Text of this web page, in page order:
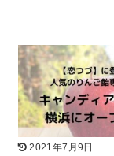
2021年7月9日